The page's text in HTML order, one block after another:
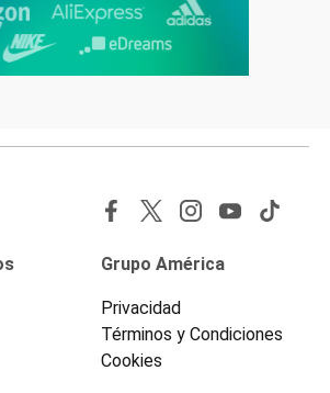
Grupo América
Privacidad
Términos y Condiciones
Cookies